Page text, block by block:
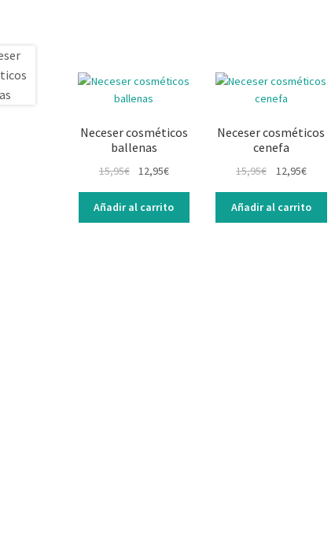
Neceser cosméticos
ballenas
15,95€ 12,95€
Añadir al carrito
Neceser cosméticos
cenefa
15,95€ 12,95€
Añadir al carrito